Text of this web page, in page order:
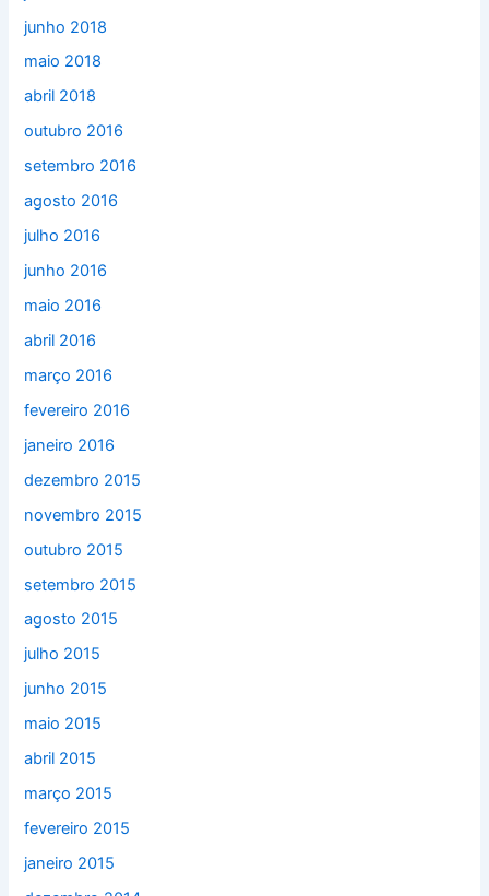
junho 2018
maio 2018
abril 2018
outubro 2016
setembro 2016
agosto 2016
julho 2016
junho 2016
maio 2016
abril 2016
março 2016
fevereiro 2016
janeiro 2016
dezembro 2015
novembro 2015
outubro 2015
setembro 2015
agosto 2015
julho 2015
junho 2015
maio 2015
abril 2015
março 2015
fevereiro 2015
janeiro 2015